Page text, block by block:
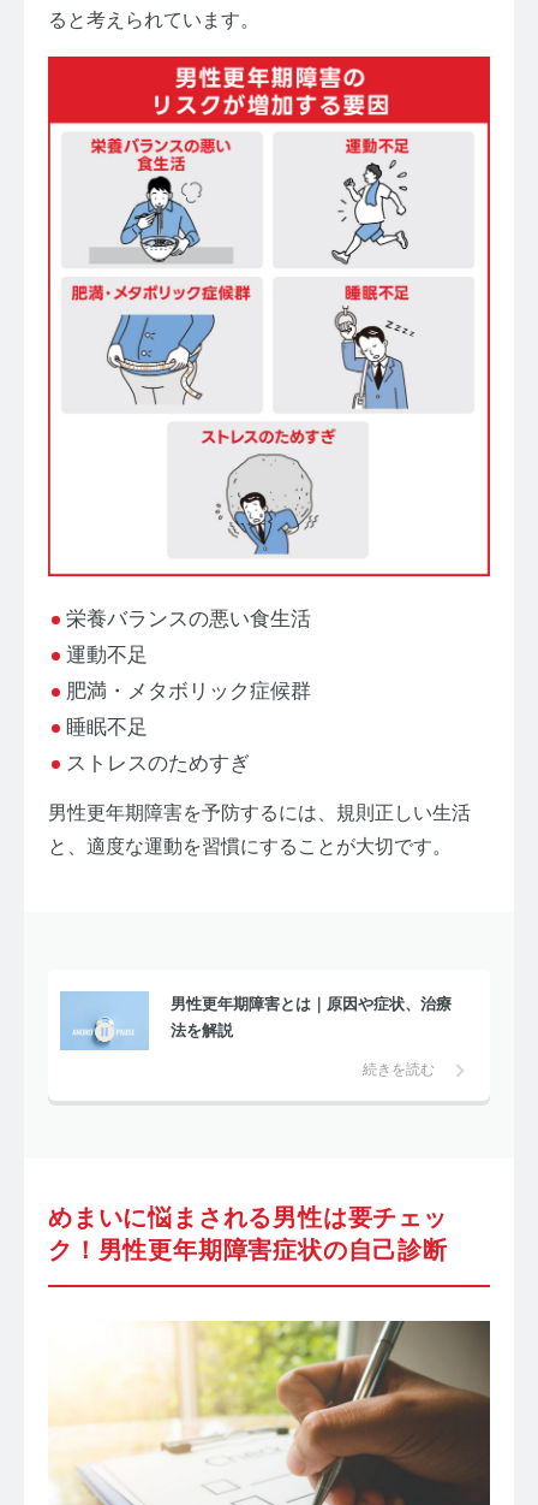
ると考えられています。
栄養バランスの悪い食生活
運動不足
肥満・メタボリック症候群
睡眠不足
ストレスのためすぎ
男性更年期障害を予防するには、規則正しい生活
と、適度な運動を習慣にすることが大切です。
男性更年期障害とは｜原因や症状、治療
法を解説
続きを読む
めまいに悩まされる男性は要チェッ
ク！男性更年期障害症状の自己診断